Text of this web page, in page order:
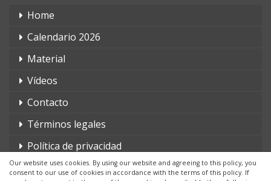
Our website uses cookies. By using our website and agreeing to this policy, you
consent to our use of cookies in accordance with the terms of this policy. If
Home
Calendario 2026
Material
Vídeos
Contacto
Términos legales
Política de privacidad